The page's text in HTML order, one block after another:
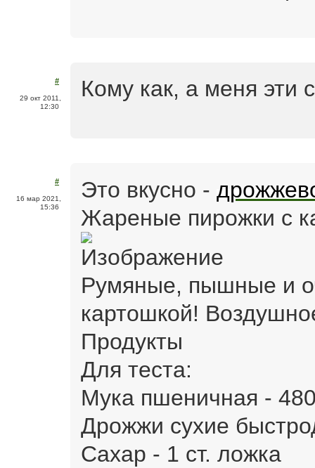
#
29 окт 2011,
12:30
Кому как, а меня эти
#
16 мар 2021,
15:36
Это вкусно -
Жареные пирожки с
Румяные, пышные и
картошкой!
Продукты
Для теста:
Мука пшеничная -
Дрожжи сухие
Сахар - 1 ст. ложка